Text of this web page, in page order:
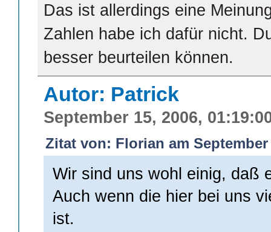
Das ist allerdings eine
Zahlen habe ich dafür nicht.
besser beurteilen können.
Autor: Patrick
September 15, 2006,
Zitat von: Florian am September
Wir sind uns wohl einig, daß
Auch wenn die hier bei uns
ist.